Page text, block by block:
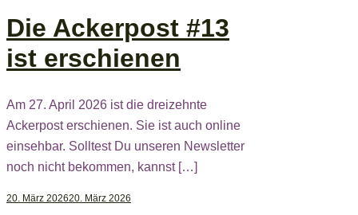
Die Ackerpost #13
ist erschienen
Am 27. April 2026 ist die dreizehnte
Ackerpost erschienen. Sie ist auch online
einsehbar. Solltest Du unseren Newsletter
noch nicht bekommen, kannst […]
20. März 202620. März 2026